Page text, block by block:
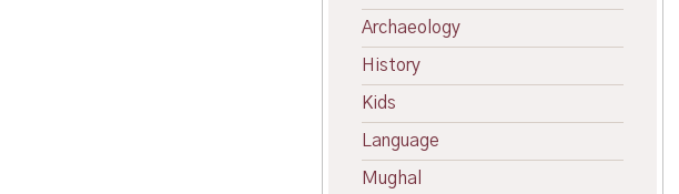
Archaeology
History
Kids
Language
Mughal